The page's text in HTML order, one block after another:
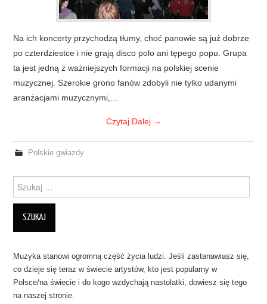
Na ich koncerty przychodzą tłumy, choć panowie są już dobrze
po czterdziestce i nie grają disco polo ani tępego popu. Grupa
ta jest jedną z ważniejszych formacji na polskiej scenie
muzycznej. Szerokie grono fanów zdobyli nie tylko udanymi
aranżacjami muzycznymi,…
Czytaj Dalej →
Polskie gwiazdy
Szukanie dla:
Muzyka stanowi ogromną część życia ludzi. Jeśli zastanawiasz się,
co dzieje się teraz w świecie artystów, kto jest popularny w
Polsce/na świecie i do kogo wzdychają nastolatki, dowiesz się tego
na naszej stronie.